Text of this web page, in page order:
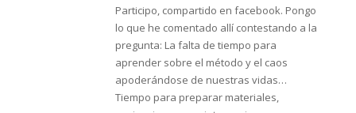
Participo, compartido en facebook. Pongo
lo que he comentado allí contestando a la
pregunta: La falta de tiempo para
aprender sobre el método y el caos
apoderándose de nuestras vidas…
Tiempo para preparar materiales,